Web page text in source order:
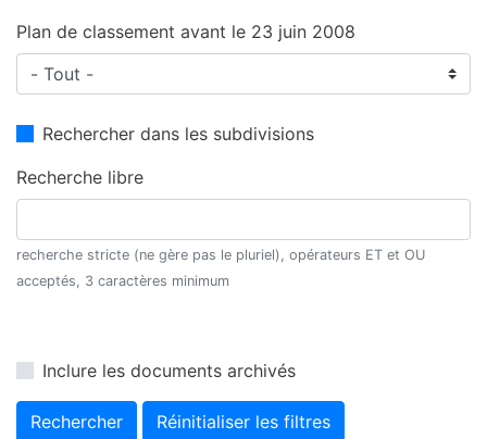
Plan de classement avant le 23 juin 2008
Rechercher dans les subdivisions
Recherche libre
recherche stricte (ne gère pas le pluriel), opérateurs ET et OU
acceptés, 3 caractères minimum
Inclure les documents archivés
Rechercher Réinitialiser les filtres